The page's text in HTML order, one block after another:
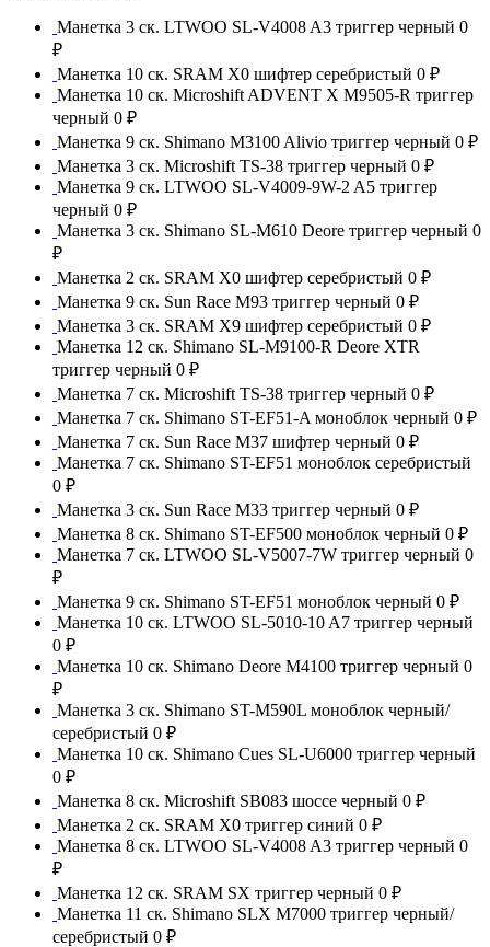
Манетка 3 ск. LTWOO SL-V4008 A3 триггер черный 0
₽
Манетка 10 ск. SRAM X0 шифтер серебристый 0 ₽
Манетка 10 ск. Microshift ADVENT X M9505-R триггер
черный 0 ₽
Манетка 9 ск. Shimano M3100 Alivio триггер черный 0 ₽
Манетка 3 ск. Microshift TS-38 триггер черный 0 ₽
Манетка 9 ск. LTWOO SL-V4009-9W-2 A5 триггер
черный 0 ₽
Манетка 3 ск. Shimano SL-M610 Deore триггер черный 0
₽
Манетка 2 ск. SRAM X0 шифтер серебристый 0 ₽
Манетка 9 ск. Sun Race M93 триггер черный 0 ₽
Манетка 3 ск. SRAM X9 шифтер серебристый 0 ₽
Манетка 12 ск. Shimano SL-M9100-R Deore XTR
триггер черный 0 ₽
Манетка 7 ск. Microshift TS-38 триггер черный 0 ₽
Манетка 7 ск. Shimano ST-EF51-A моноблок черный 0 ₽
Манетка 7 ск. Sun Race M37 шифтер черный 0 ₽
Манетка 7 ск. Shimano ST-EF51 моноблок серебристый
0 ₽
Манетка 3 ск. Sun Race M33 триггер черный 0 ₽
Манетка 8 ск. Shimano ST-EF500 моноблок черный 0 ₽
Манетка 7 ск. LTWOO SL-V5007-7W триггер черный 0
₽
Манетка 9 ск. Shimano ST-EF51 моноблок черный 0 ₽
Манетка 10 ск. LTWOO SL-5010-10 A7 триггер черный
0 ₽
Манетка 10 ск. Shimano Deore M4100 триггер черный 0
₽
Манетка 3 ск. Shimano ST-M590L моноблок черный/
серебристый 0 ₽
Манетка 10 ск. Shimano Cues SL-U6000 триггер черный
0 ₽
Манетка 8 ск. Microshift SB083 шоссе черный 0 ₽
Манетка 2 ск. SRAM X0 триггер синий 0 ₽
Манетка 8 ск. LTWOO SL-V4008 A3 триггер черный 0
₽
Манетка 12 ск. SRAM SX триггер черный 0 ₽
Манетка 11 ск. Shimano SLX M7000 триггер черный/
серебристый 0 ₽